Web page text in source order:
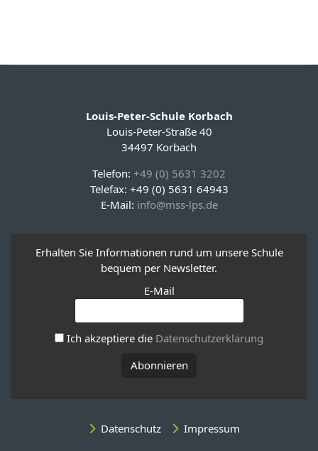
Louis-Peter-Schule Korbach
Louis-Peter-Straße 40
34497 Korbach
Telefon: +49 (0) 5631 3202
Telefax: +49 (0) 5631 64943
E-Mail: info@mss-lps.de
Erhalten Sie Informationen rund um unsere Schule
bequem per Newsletter.
E-Mail
Ich akzeptiere die Datenschutzerklärung
Datenschutz Impressum